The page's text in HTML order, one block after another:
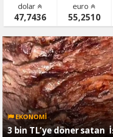
dolar
47,7436
euro
55,2510
bist color-
EKONOMİ
3 bin TL’ye döner satan